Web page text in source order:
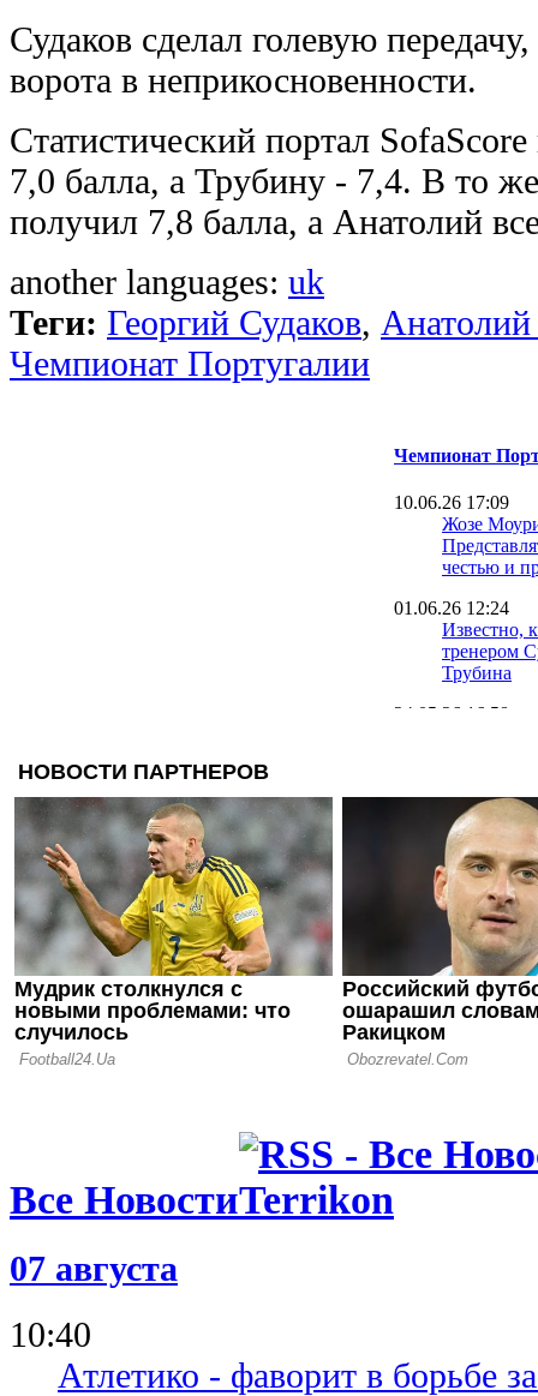
Судаков сделал голевую
ворота в неприкосновенности.
Статистический портал
7,0 балла, а Трубину - 7,4. В то
получил 7,8 балла, а Анатолий
another languages: uk
Теги: Георгий Судаков,
Чемпионат Португалии
Чемпионат
10.06.26 17:09
Жозе
честью и
01.06.26 12:24
Известно,
тренером
Трубина
24.05.26 16:58
22.05.26 17:50
Трубин
Бенфику:
порой
17.05.26 14:35
Все Новости
07 августа
10:40
Атлетико - фаворит в борьбе